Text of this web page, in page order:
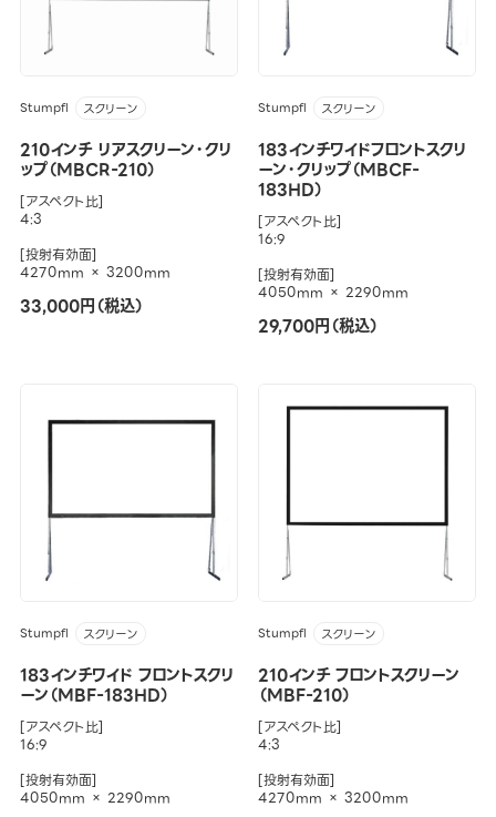
Stumpfl スクリーン
210インチ リアスクリーン・クリ
ップ（MBCR-210）
[アスペクト比]
4:3
[投射有効面]
4270mm × 3200mm
33,000円（税込）
Stumpfl スクリーン
183インチワイドフロントスクリ
ーン・クリップ（MBCF-
183HD）
[アスペクト比]
16:9
[投射有効面]
4050mm × 2290mm
29,700円（税込）
Stumpfl スクリーン
183インチワイド フロントスクリ
ーン（MBF-183HD）
[アスペクト比]
16:9
[投射有効面]
4050mm × 2290mm
Stumpfl スクリーン
210インチ フロントスクリーン
（MBF-210）
[アスペクト比]
4:3
[投射有効面]
4270mm × 3200mm